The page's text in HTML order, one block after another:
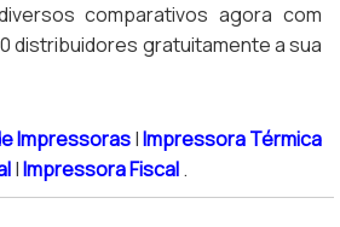
comparativos agora com
distribuidores gratuitamente a sua
Impressoras|Impressora Térmica
|Impressora Fiscal.